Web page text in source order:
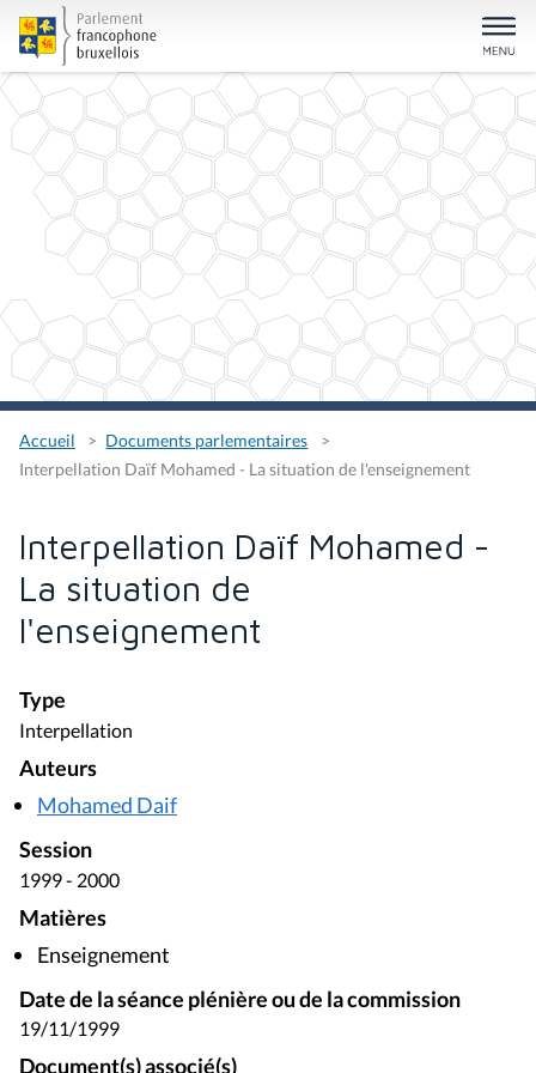
Accueil
Documents parlementaires
Interpellation Daïf Mohamed - La situation de l'enseignement
Interpellation Daïf Mohamed -
La situation de
l'enseignement
Type
Interpellation
Auteurs
Mohamed Daif
Session
1999 - 2000
Matières
Enseignement
Date de la séance plénière ou de la commission
19/11/1999
Document(s) associé(s)